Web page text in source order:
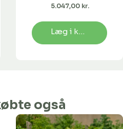
5.047,00 kr.
Læg i kurv
også